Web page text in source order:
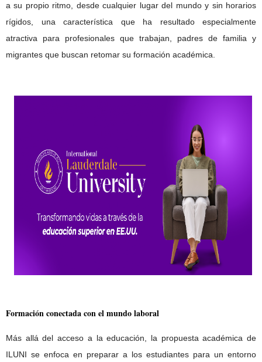
a su propio ritmo, desde cualquier lugar del mundo y sin horarios
rígidos, una característica que ha resultado especialmente
atractiva para profesionales que trabajan, padres de familia y
migrantes que buscan retomar su formación académica.
Formación conectada con el mundo laboral
Más allá del acceso a la educación, la propuesta académica de
ILUNI se enfoca en preparar a los estudiantes para un entorno